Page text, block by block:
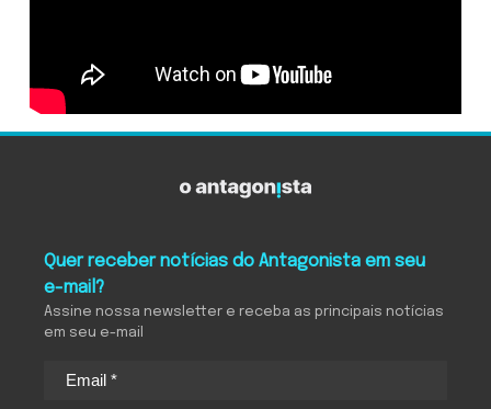
Quer receber notícias do Antagonista em seu
e-mail?
Assine nossa newsletter e receba as principais notícias
em seu e-mail